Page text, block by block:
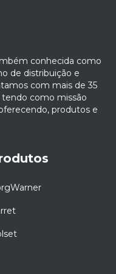
conhecida como
de distribuição e
com mais de 35
como missão
produtos e